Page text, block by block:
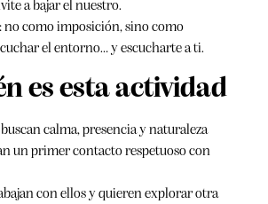
a bajar el nuestro.
no como imposición, sino como
el entorno… y escucharte a ti.
es esta actividad
calma, presencia y naturaleza
un primer contacto respetuoso con
con ellos y quieren explorar otra